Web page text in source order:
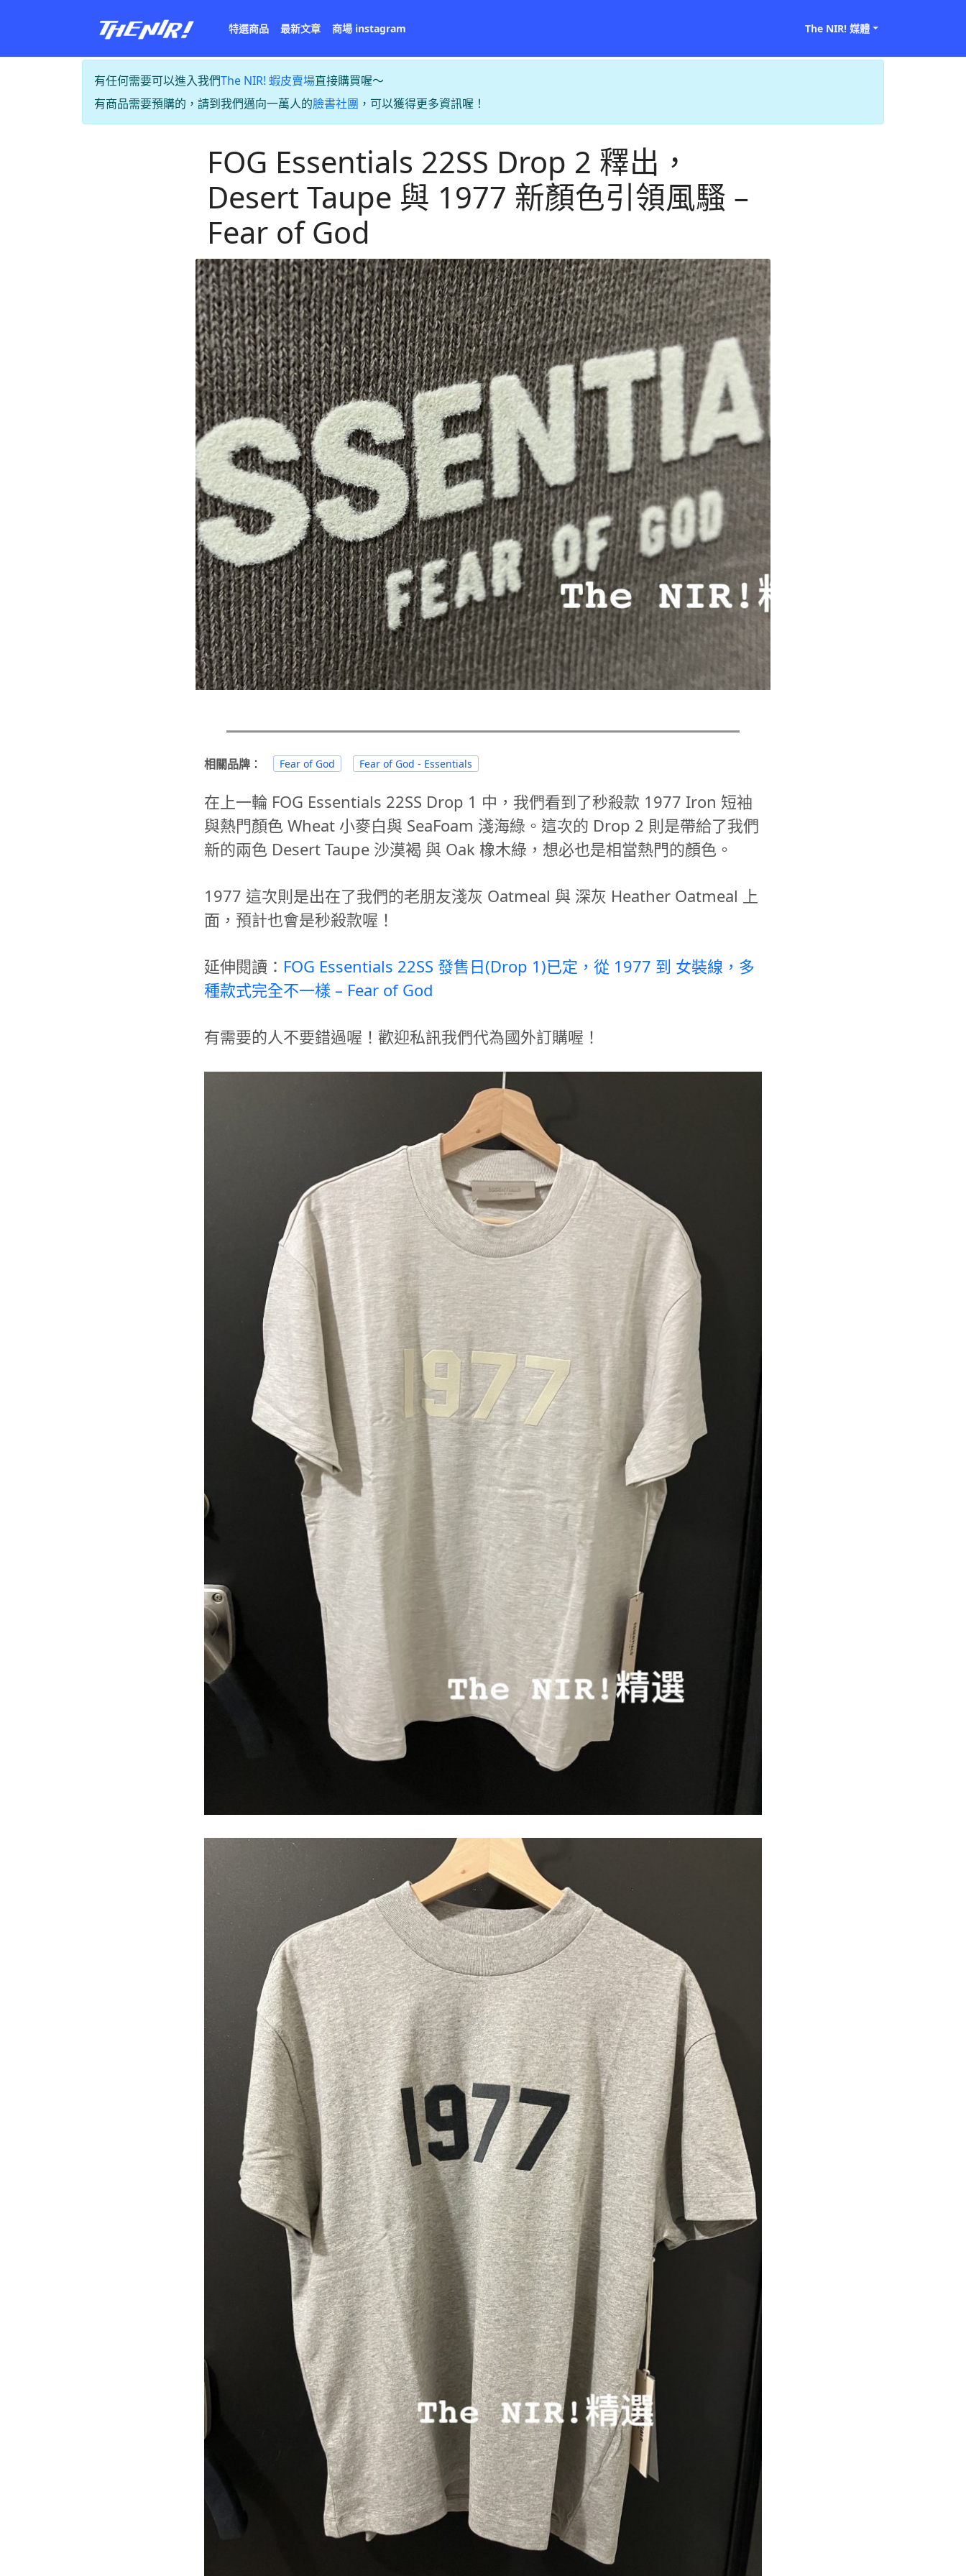
特選商品 最新文章 商場 instagram The NIR! 媒體
有任何需要可以進入我們The NIR! 蝦皮賣場直接購買喔～
有商品需要預購的，請到我們邁向一萬人的臉書社團 ，可以獲得更多資訊喔！
FOG Essentials 22SS Drop 2 釋出，
Desert Taupe 與 1977 新顏色引領風騷 –
Fear of God
相關品牌 ： Fear of God Fear of God - Essentials
在上一輪 FOG Essentials 22SS Drop 1 中，我們看到了秒殺款 1977 Iron 短袖
與熱門顏色 Wheat 小麥白與 SeaFoam 淺海綠。這次的 Drop 2 則是帶給了我們
新的兩色 Desert Taupe 沙漠褐 與 Oak 橡木綠，想必也是相當熱門的顏色。
1977 這次則是出在了我們的老朋友淺灰 Oatmeal 與 深灰 Heather Oatmeal 上
面，預計也會是秒殺款喔！
延伸閱讀： FOG Essentials 22SS 發售日(Drop 1)已定，從 1977 到 女裝線，多
種款式完全不一樣 – Fear of God
有需要的人不要錯過喔！歡迎私訊我們代為國外訂購喔！